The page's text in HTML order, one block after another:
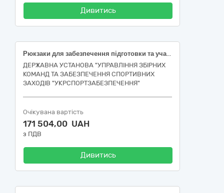
Дивитись
Рюкзаки для забезпечення підготовки та участі національної збірної команди України з волейболу в міжнародних змаганнях (ДК 021:2015: 18930000-7 — Мішки та пакети) (наказ № 1921)
ДЕРЖАВНА УСТАНОВА "УПРАВЛІННЯ ЗБІРНИХ
КОМАНД ТА ЗАБЕЗПЕЧЕННЯ СПОРТИВНИХ
ЗАХОДІВ "УКРСПОРТЗАБЕЗПЕЧЕННЯ"
Очікувана вартість
171 504,00 UAH
з ПДВ
Дивитись